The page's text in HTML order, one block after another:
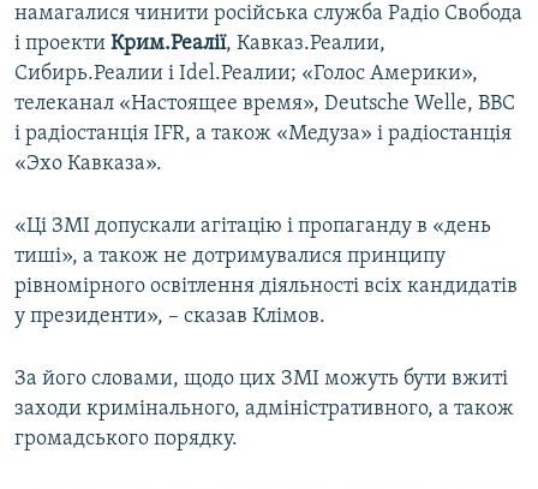
намагалися чинити російська служба Радіо Свобода
і проекти Крим.Реалії, Кавказ.Реалии,
Сибирь.Реалии і Idel.Реалии; «Голос Америки»,
телеканал «Настоящее время», Deutsche Welle, BBC
і радіостанція IFR, а також «Медуза» і радіостанція
«Эхо Кавказа».
«Ці ЗМІ допускали агітацію і пропаганду в «день
тиші», а також не дотримувалися принципу
рівномірного освітлення діяльності всіх кандидатів
у президенти», – сказав Клімов.
За його словами, щодо цих ЗМІ можуть бути вжиті
заходи кримінального, адміністративного, а також
громадського порядку.